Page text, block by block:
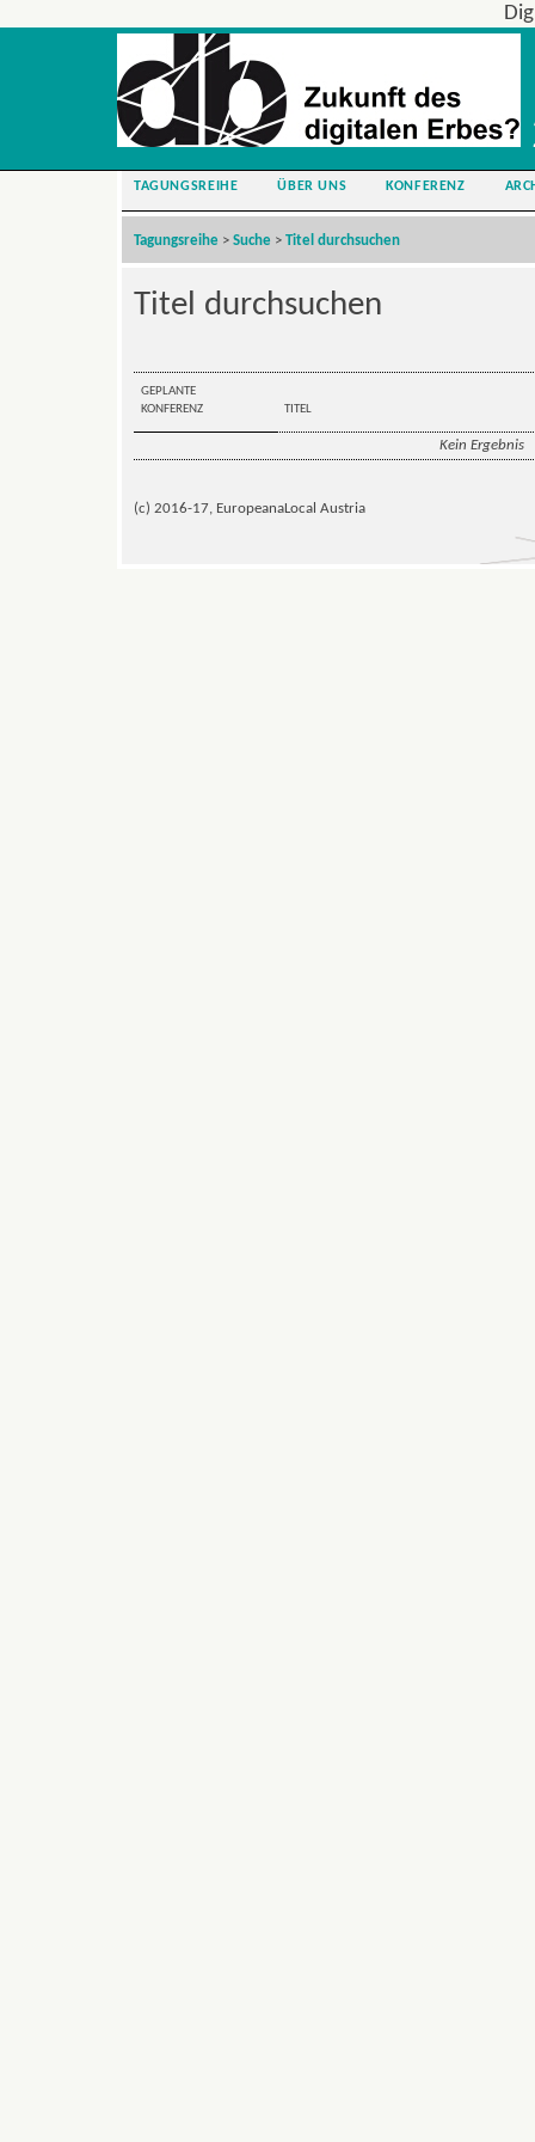
TAGUNGSREIHE ÜBER UNS KONFERENZ
Tagungsreihe > Suche > Titel durchsuchen
Titel durchsuchen
GEPLANTE
KONFERENZ
TITEL
Kein Ergebnis
(c) 2016-17, EuropeanaLocal Austria